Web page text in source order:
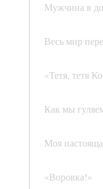
Мужчина в
Весь мир
«Тетя, тетя
Как мы
Моя
«Воровка!»